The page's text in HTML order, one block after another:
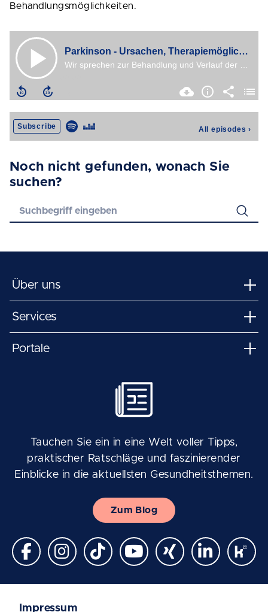
Behandlungsmöglichkeiten.
Noch nicht gefunden, wonach Sie
suchen?
Über uns
Services
Portale
Tauchen Sie ein in eine Welt voller Tipps,
praktischer Ratschläge und faszinierender
Einblicke in die aktuellsten Gesundheitsthemen.
Zum Blog
Impressum